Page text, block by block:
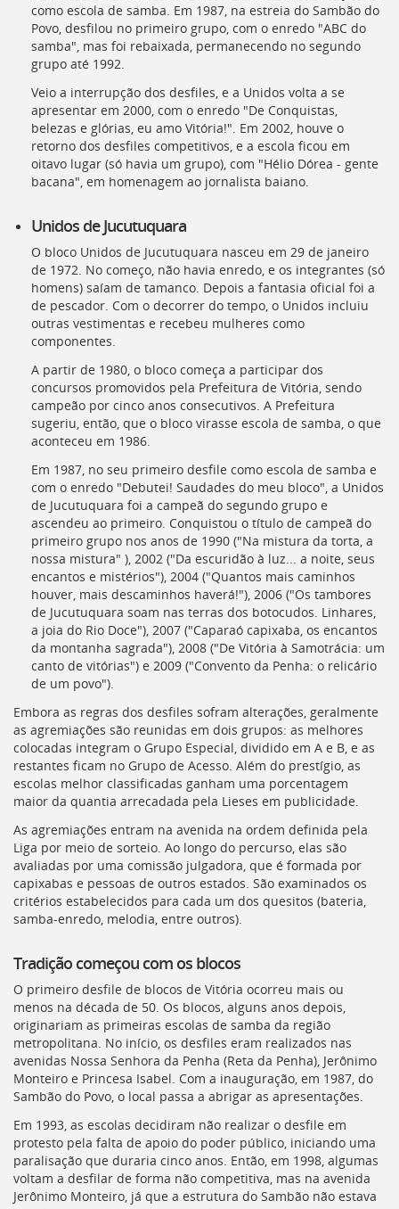
como escola de samba. Em 1987, na estreia do Sambão do
Povo, desfilou no primeiro grupo, com o enredo "ABC do
samba", mas foi rebaixada, permanecendo no segundo
grupo até 1992.
Veio a interrupção dos desfiles, e a Unidos volta a se
apresentar em 2000, com o enredo "De Conquistas,
belezas e glórias, eu amo Vitória!". Em 2002, houve o
retorno dos desfiles competitivos, e a escola ficou em
oitavo lugar (só havia um grupo), com "Hélio Dórea - gente
bacana", em homenagem ao jornalista baiano.
Unidos de Jucutuquara
O bloco Unidos de Jucutuquara nasceu em 29 de janeiro
de 1972. No começo, não havia enredo, e os integrantes (só
homens) saíam de tamanco. Depois a fantasia oficial foi a
de pescador. Com o decorrer do tempo, o Unidos incluiu
outras vestimentas e recebeu mulheres como
componentes.
A partir de 1980, o bloco começa a participar dos
concursos promovidos pela Prefeitura de Vitória, sendo
campeão por cinco anos consecutivos. A Prefeitura
sugeriu, então, que o bloco virasse escola de samba, o que
aconteceu em 1986.
Em 1987, no seu primeiro desfile como escola de samba e
com o enredo "Debutei! Saudades do meu bloco", a Unidos
de Jucutuquara foi a campeã do segundo grupo e
ascendeu ao primeiro. Conquistou o título de campeã do
primeiro grupo nos anos de 1990 ("Na mistura da torta, a
nossa mistura" ), 2002 ("Da escuridão à luz... a noite, seus
encantos e mistérios"), 2004 ("Quantos mais caminhos
houver, mais descaminhos haverá!"), 2006 ("Os tambores
de Jucutuquara soam nas terras dos botocudos. Linhares,
a joia do Rio Doce"), 2007 ("Caparaó capixaba, os encantos
da montanha sagrada"), 2008 ("De Vitória à Samotrácia: um
canto de vitórias") e 2009 ("Convento da Penha: o relicário
de um povo").
Embora as regras dos desfiles sofram alterações, geralmente
as agremiações são reunidas em dois grupos: as melhores
colocadas integram o Grupo Especial, dividido em A e B, e as
restantes ficam no Grupo de Acesso. Além do prestígio, as
escolas melhor classificadas ganham uma porcentagem
maior da quantia arrecadada pela Lieses em publicidade.
As agremiações entram na avenida na ordem definida pela
Liga por meio de sorteio. Ao longo do percurso, elas são
avaliadas por uma comissão julgadora, que é formada por
capixabas e pessoas de outros estados. São examinados os
critérios estabelecidos para cada um dos quesitos (bateria,
samba-enredo, melodia, entre outros).
Tradição começou com os blocos
O primeiro desfile de blocos de Vitória ocorreu mais ou
menos na década de 50. Os blocos, alguns anos depois,
originariam as primeiras escolas de samba da região
metropolitana. No início, os desfiles eram realizados nas
avenidas Nossa Senhora da Penha (Reta da Penha), Jerônimo
Monteiro e Princesa Isabel. Com a inauguração, em 1987, do
Sambão do Povo, o local passa a abrigar as apresentações.
Em 1993, as escolas decidiram não realizar o desfile em
protesto pela falta de apoio do poder público, iniciando uma
paralisação que duraria cinco anos. Então, em 1998, algumas
voltam a desfilar de forma não competitiva, mas na avenida
Jerônimo Monteiro, já que a estrutura do Sambão não estava